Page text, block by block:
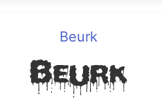
Beurk
Beurk